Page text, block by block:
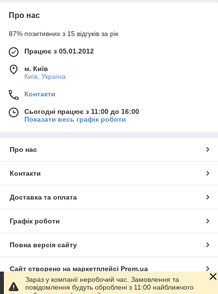
Про нас
87% позитивних з 15 відгуків за рік
Працює з 05.01.2012
м. Київ
Київ, Україна
Контакти
Сьогодні працює з 11:00 до 16:00
Показати весь графік роботи
Про нас
Контакти
Доставка та оплата
Графік роботи
Повна версія сайту
Сайт створено на маркетплейсі Prom.ua
Зараз у компанії неробочий час. Замовлення та
повідомлення будуть оброблені з 11:00 найближчого